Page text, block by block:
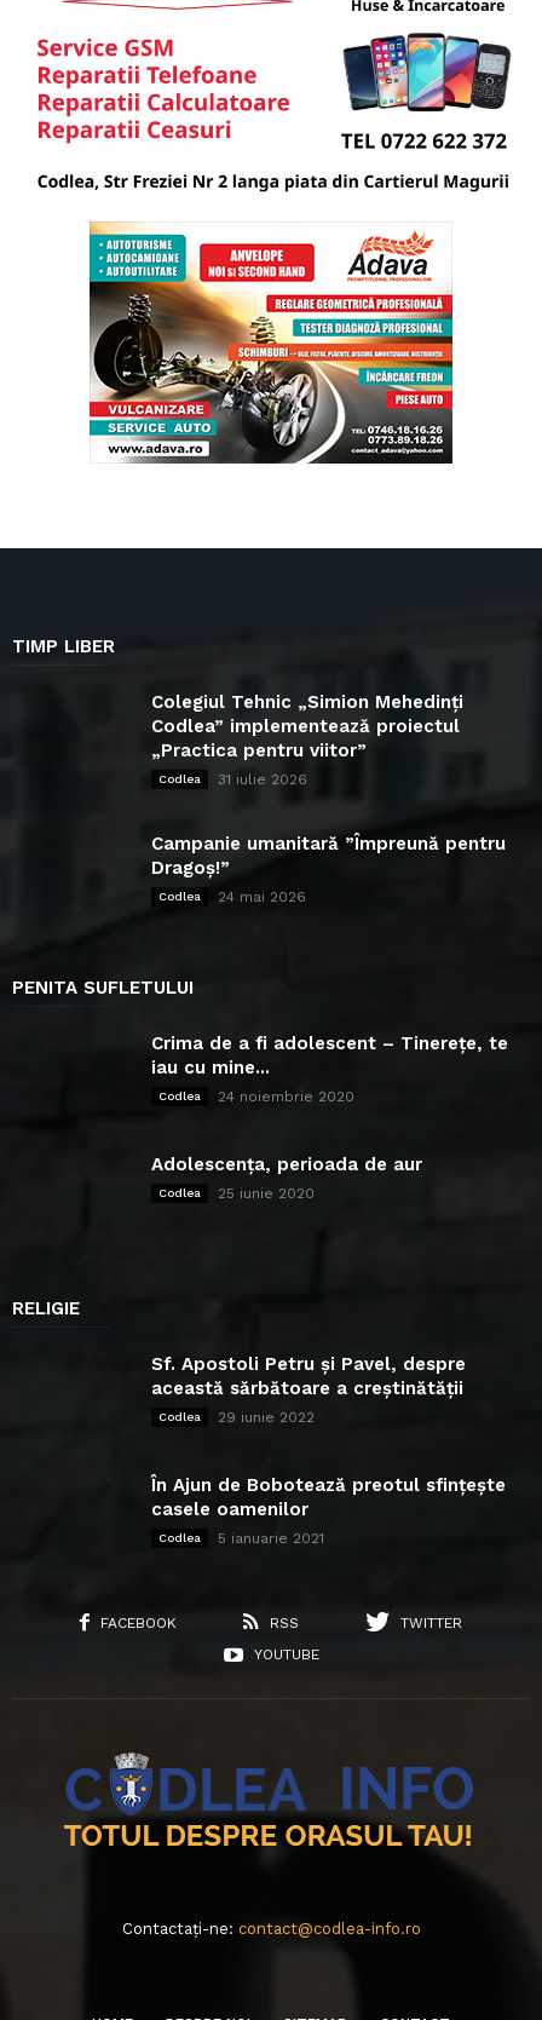
TIMP LIBER
Colegiul Tehnic „Simion Mehedinți
Codlea” implementează proiectul
„Practica pentru viitor”
Codlea 31 iulie 2026
Campanie umanitară ”Împreună pentru
Dragoș!”
Codlea 24 mai 2026
PENITA SUFLETULUI
Crima de a fi adolescent – Tinerețe, te
iau cu mine...
Codlea 24 noiembrie 2020
Adolescența, perioada de aur
Codlea 25 iunie 2020
RELIGIE
Sf. Apostoli Petru și Pavel, despre
această sărbătoare a creștinătății
Codlea 29 iunie 2022
În Ajun de Bobotează preotul sfințește
casele oamenilor
Codlea 5 ianuarie 2021
FACEBOOK RSS
TWITTER
YOUTUBE
Contactați-ne: contact@codlea-info.ro